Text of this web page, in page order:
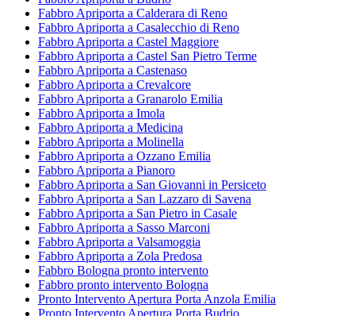
Fabbro Apriporta a Calderara di Reno
Fabbro Apriporta a Casalecchio di Reno
Fabbro Apriporta a Castel Maggiore
Fabbro Apriporta a Castel San Pietro Terme
Fabbro Apriporta a Castenaso
Fabbro Apriporta a Crevalcore
Fabbro Apriporta a Granarolo Emilia
Fabbro Apriporta a Imola
Fabbro Apriporta a Medicina
Fabbro Apriporta a Molinella
Fabbro Apriporta a Ozzano Emilia
Fabbro Apriporta a Pianoro
Fabbro Apriporta a San Giovanni in Persiceto
Fabbro Apriporta a San Lazzaro di Savena
Fabbro Apriporta a San Pietro in Casale
Fabbro Apriporta a Sasso Marconi
Fabbro Apriporta a Valsamoggia
Fabbro Apriporta a Zola Predosa
Fabbro Bologna pronto intervento
Fabbro pronto intervento Bologna
Pronto Intervento Apertura Porta Anzola Emilia